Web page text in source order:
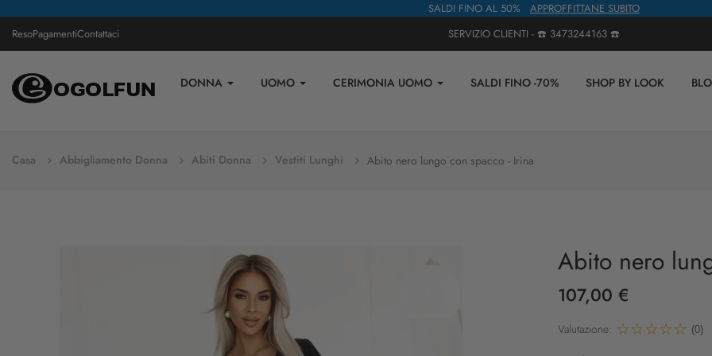
SALDI FINO AL 50% APPROFFITTANE SUBITO
ResoPagamentiContattaci SERVIZIO CLIENTI - ☎️ 3473244163 ☎️
DONNA UOMO CERIMONIA UOMO SALDI FINO -70% SHOP BY LOOK
Casa Abbigliamento Donna Abiti Donna Vestiti Lunghi Abito nero lungo con spacco - Irina
Abito nero
107,00 €
Valutazione: (0)